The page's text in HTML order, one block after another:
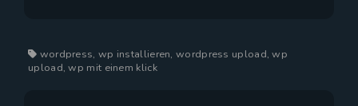
wordpress, wp installieren, wordpress upload, wp
upload, wp mit einem klick